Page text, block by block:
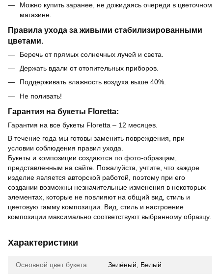
Можно купить заранее, не дожидаясь очереди в цветочном
магазине.
Правила ухода за живыми стабилизированными
цветами.
Беречь от прямых солнечных лучей и света.
Держать вдали от отопительных приборов.
Поддерживать влажность воздуха выше 40%.
Не поливать!
Гарантия на букеты Floretta:
Гарантия на все букеты Floretta – 12 месяцев.
В течение года мы готовы заменить повреждения, при
условии соблюдения правил ухода.
Букеты и композиции создаются по фото-образцам,
представленным на сайте. Пожалуйста, учтите, что каждое
изделие является авторской работой, поэтому при его
создании возможны незначительные изменения в некоторых
элементах, которые не повлияют на общий вид, стиль и
цветовую гамму композиции. Вид, стиль и настроение
композиции максимально соответствуют выбранному образцу.
Характеристики
Основной цвет букета Зелёный, Белый